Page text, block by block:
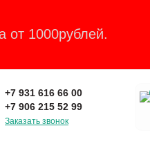
от 1000рублей.
+7 931 616 66 00
+7 906 215 52 99
Заказать звонок